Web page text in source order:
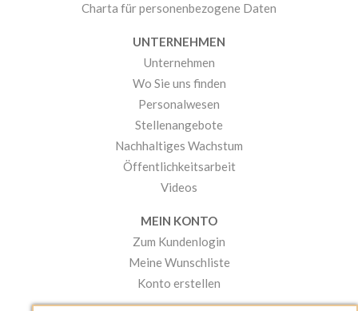
Charta für personenbezogene Daten
UNTERNEHMEN
Unternehmen
Wo Sie uns finden
Personalwesen
Stellenangebote
Nachhaltiges Wachstum
Öffentlichkeitsarbeit
Videos
MEIN KONTO
Zum Kundenlogin
Meine Wunschliste
Konto erstellen